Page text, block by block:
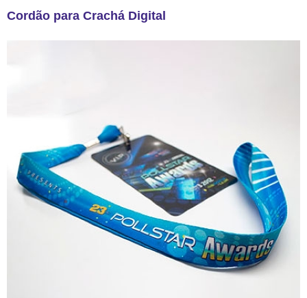
Cordão para Crachá Digital